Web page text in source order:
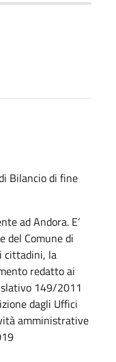
Bilancio di fine
ad Andora. E’
del Comune di
cittadini, la
redatto ai
149/2011
dagli Uffici
amministrative